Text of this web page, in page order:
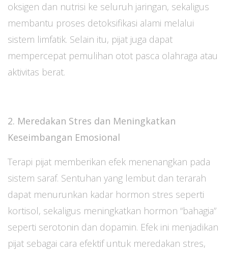
oksigen dan nutrisi ke seluruh jaringan, sekaligus
membantu proses detoksifikasi alami melalui
sistem limfatik. Selain itu, pijat juga dapat
mempercepat pemulihan otot pasca olahraga atau
aktivitas berat.
2. Meredakan Stres dan Meningkatkan
Keseimbangan Emosional
Terapi pijat memberikan efek menenangkan pada
sistem saraf. Sentuhan yang lembut dan terarah
dapat menurunkan kadar hormon stres seperti
kortisol, sekaligus meningkatkan hormon “bahagia”
seperti serotonin dan dopamin. Efek ini menjadikan
pijat sebagai cara efektif untuk meredakan stres,